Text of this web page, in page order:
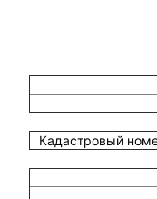
Кадастровый